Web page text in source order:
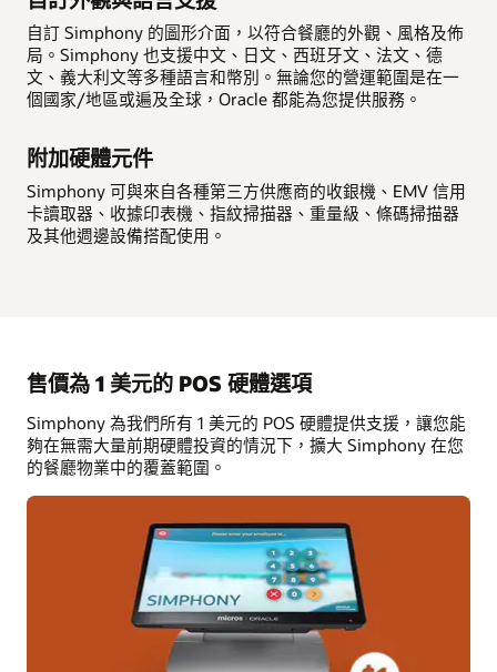
自訂 Simphony 的圖形介面，以符合餐廳的外觀、風格及佈
局。Simphony 也支援中文、日文、西班牙文、法文、德
文、義大利文等多種語言和幣別。無論您的營運範圍是在一
個國家/地區或遍及全球，Oracle 都能為您提供服務。
附加硬體元件
Simphony 可與來自各種第三方供應商的收銀機、EMV 信用
卡讀取器、收據印表機、指紋掃描器、重量級、條碼掃描器
及其他週邊設備搭配使用。
售價為 1 美元的 POS 硬體選項
Simphony 為我們所有 1 美元的 POS 硬體提供支援，讓您能
夠在無需大量前期硬體投資的情況下，擴大 Simphony 在您
的餐廳物業中的覆蓋範圍。